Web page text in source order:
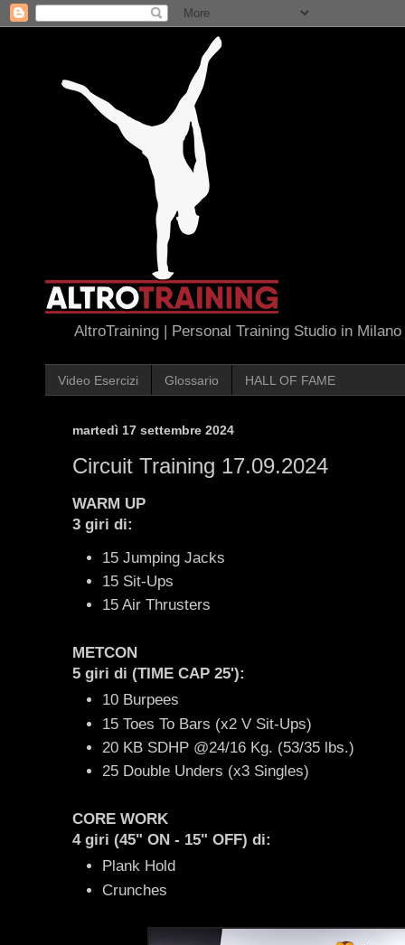
AltroTraining | Personal Training Studio in Milano
Video Esercizi Glossario HALL OF FAME
martedì 17 settembre 2024
Circuit Training 17.09.2024
WARM UP
3 giri di:
15 Jumping Jacks
15 Sit-Ups
15 Air Thrusters
METCON
5 giri di (TIME CAP 25'):
10 Burpees
15 Toes To Bars (x2 V Sit-Ups)
20 KB SDHP @24/16 Kg. (53/35 lbs.)
25 Double Unders (x3 Singles)
CORE WORK
4 giri (45" ON - 15" OFF) di:
Plank Hold
Crunches